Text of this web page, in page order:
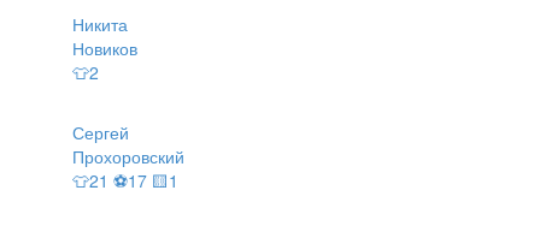
Никита
Новиков
👕2
Сергей
Прохоровский
👕21 ⚽17 🟨1